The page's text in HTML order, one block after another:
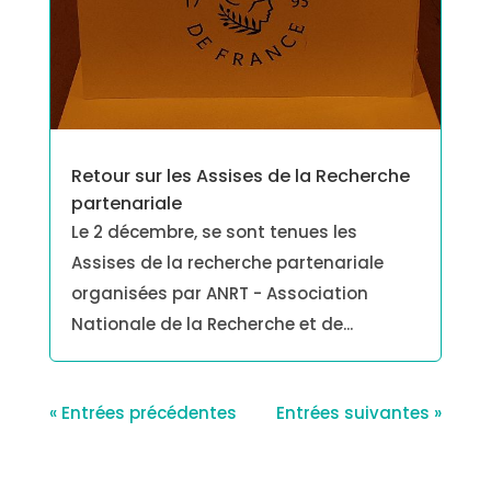
Retour sur les Assises de la Recherche
partenariale
Le 2 décembre, se sont tenues les
Assises de la recherche partenariale
organisées par ANRT - Association
Nationale de la Recherche et de...
« Entrées précédentes Entrées suivantes »